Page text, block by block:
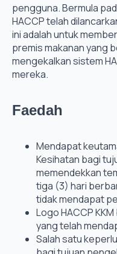
pengguna. Bermula
HACCP telah
ini adalah untuk
premis makanan yang
mengekalkan sistem
mereka.
Faedah
Mendapat
Kesihatan bagi
memendekkan
tiga (3) hari
tidak mendapat
Logo HACCP
yang telah
Salah satu